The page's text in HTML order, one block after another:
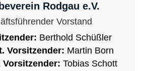
Rodgau e.V.
Vorstand
Berthold Schüßler
Vorsitzender: Martin Born
Tobias Schott